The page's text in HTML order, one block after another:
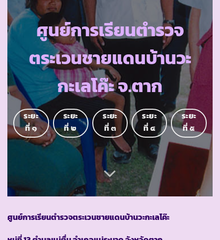
ศูนย์การเรียนตำรวจ
ตระเวนชายแดนบ้านวะ
กะเลโค๊ะ จ.ตาก
ระยะ
ที่ ๑
ระยะ
ที่ ๒
ระยะ
ที่ ๓
ระยะ
ที่ ๔
ระยะ
ที่ ๕
ศูนย์การเรียนตำรวจตระเวนชายแดนบ้านวะกะเลโค๊ะ